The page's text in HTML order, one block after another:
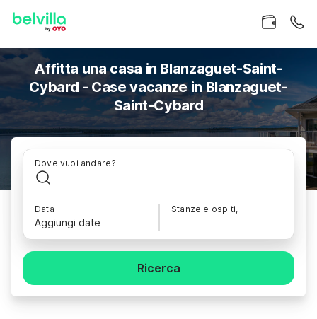
Affitta una casa in Blanzaguet-Saint-
Cybard - Case vacanze in Blanzaguet-
Saint-Cybard
Dove vuoi andare?
Data
Aggiungi date
Stanze e ospiti,
Ricerca